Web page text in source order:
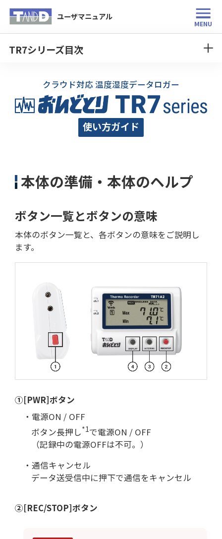
ユーザマニュアル
MENU
クラウド対応 温度湿度データロガー
使い方ガイド
TR7シリーズ目次
本体の準備・本体のヘルプ
ボタン一覧とボタンの意味
本体のボタン一覧と、各ボタンの意味をご説明し
ます。
①[PWR]ボタン
・電源ON / OFF
ボタン長押し*1で電源ON / OFF
（記録中の電源OFFは不可。）
・通信キャンセル
データ送受信中に押下で通信をキャンセル
②[REC/STOP]ボタン